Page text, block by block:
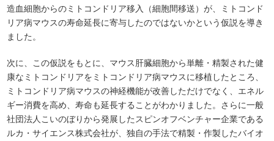
造血細胞からのミトコンドリア移入（細胞間移送）が、ミトコンド
リア病マウスの寿命延長に寄与したのではないかという仮説を導き
ました。
次に、この仮説をもとに、マウス肝臓細胞から単離・精製された健
康なミトコンドリアをミトコンドリア病マウスに移植したところ、
ミトコンドリア病マウスの神経機能が改善しただけでなく、エネル
ギー消費を高め、寿命も延長することがわかりました。さらに一般
社団法人こいのぼりから発展したスピンオフベンチャー企業である
ルカ・サイエンス株式会社が、独自の手法で精製・作製したバイオ